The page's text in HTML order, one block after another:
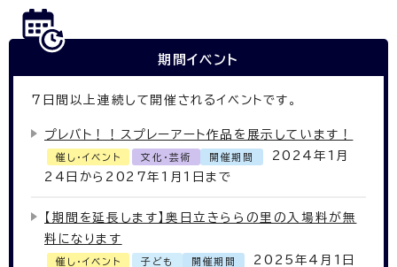
期間イベント
7 日間以上連続して開催されるイベントです。
プレバト！！スプレーアート作品を展示しています！
催し・イベント 文化・芸術 開催期間
2024年1月
24日から2027年1月1日まで
【期間を延長します】奥日立きららの里の入場料が無
料になります
催し・イベント 子ども 開催期間
2025年4月1日